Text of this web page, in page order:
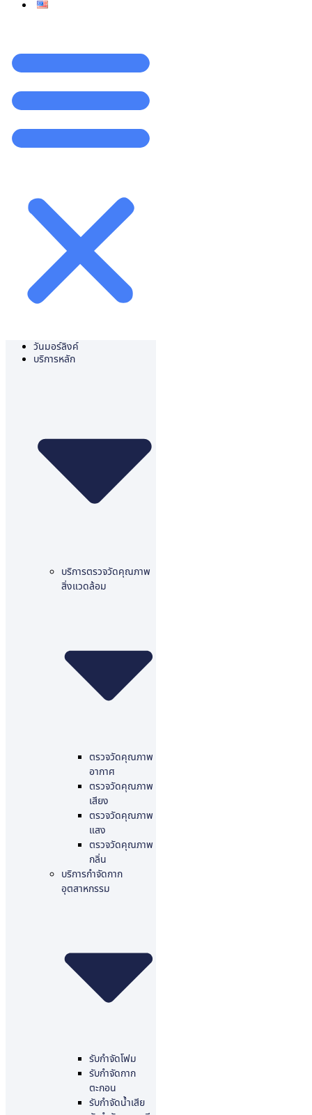
วันมอร์ลิงค์
บริการหลัก
บริการตรวจวัดคุณภาพ
สิ่งแวดล้อม
ตรวจวัดคุณภาพ
อากาศ
ตรวจวัดคุณภาพ
เสียง
ตรวจวัดคุณภาพ
แสง
ตรวจวัดคุณภาพ
กลิ่น
บริการกำจัดกาก
อุตสาหกรรม
รับกำจัดโฟม
รับกำจัดกาก
ตะกอน
รับกำจัดน้ำเสีย